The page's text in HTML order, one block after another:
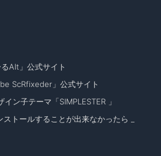
Alt」公式サイト
ScRfixeder」公式サイト
ン子テーマ「SIMPLESTER 」
トールすることが出来なかったら _